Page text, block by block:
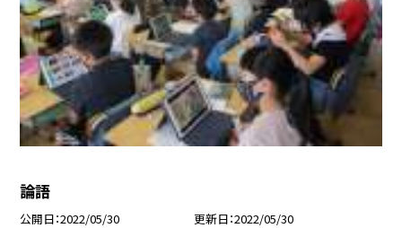
論語
公開日 2022/05/30 更新日 2022/05/30